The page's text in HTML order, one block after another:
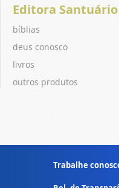
Editora Santuário
bíblias
deus conosco
livros
outros produtos
Trabalhe